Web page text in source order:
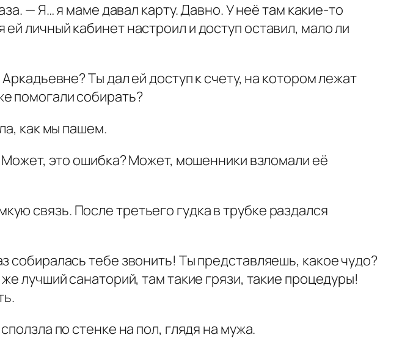
— Я… я маме давал карту. Давно. У неё там какие-то
личный кабинет настроил и доступ оставил, мало ли
Ты дал ей доступ к счету, на котором лежат
помогали собирать?
как мы пашем.
это ошибка? Может, мошенники взломали её
связь. После третьего гудка в трубке раздался
тебе звонить! Ты представляешь, какое чудо?
лучший санаторий, там такие грязи, такие процедуры!
по стенке на пол, глядя на мужа.